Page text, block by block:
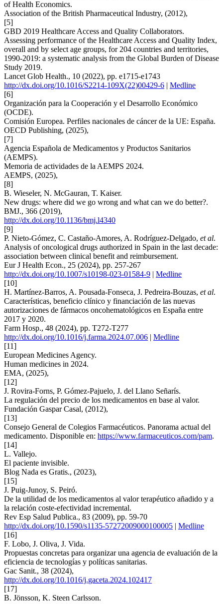
of Health Economics.
Association of the British Pharmaceutical Industry, (2012),
[5]
GBD 2019 Healthcare Access and Quality Collaborators.
Assessing performance of the Healthcare Access and Quality Index,
overall and by select age groups, for 204 countries and territories,
1990-2019: a systematic analysis from the Global Burden of Disease
Study 2019.
Lancet Glob Health., 10 (2022), pp. e1715-e1743
http://dx.doi.org/10.1016/S2214-109X(22)00429-6 | Medline
[6]
Organización para la Cooperación y el Desarrollo Económico
(OCDE).
Comisión Europea. Perfiles nacionales de cáncer de la UE: España.
OECD Publishing, (2025),
[7]
Agencia Española de Medicamentos y Productos Sanitarios
(AEMPS).
Memoria de actividades de la AEMPS 2024.
AEMPS, (2025),
[8]
B. Wieseler, N. McGauran, T. Kaiser.
New drugs: where did we go wrong and what can we do better?.
BMJ., 366 (2019),
http://dx.doi.org/10.1136/bmj.l4340
[9]
P. Nieto-Gómez, C. Castaño-Amores, A. Rodríguez-Delgado, et al.
Analysis of oncological drugs authorized in Spain in the last decade:
association between clinical benefit and reimbursement.
Eur J Health Econ., 25 (2024), pp. 257-267
http://dx.doi.org/10.1007/s10198-023-01584-9 | Medline
[10]
H. Martínez-Barros, A. Pousada-Fonseca, J. Pedreira-Bouzas, et al.
Características, beneficio clínico y financiación de las nuevas
autorizaciones de fármacos oncohematológicos en España entre
2017 y 2020.
Farm Hosp., 48 (2024), pp. T272-T277
http://dx.doi.org/10.1016/j.farma.2024.07.006 | Medline
[11]
European Medicines Agency.
Human medicines in 2024.
EMA, (2025),
[12]
J. Rovira-Forns, P. Gómez-Pajuelo, J. del Llano Señarís.
La regulación del precio de los medicamentos en base al valor.
Fundación Gaspar Casal, (2012),
[13]
Consejo General de Colegios Farmacéuticos. Panorama actual del
medicamento. Disponible en: https://www.farmaceuticos.com/pam.
[14]
L. Vallejo.
El paciente invisible.
Blog Nada es Gratis., (2023),
[15]
J. Puig-Junoy, S. Peiró.
De la utilidad de los medicamentos al valor terapéutico añadido y a
la relación coste-efectividad incremental.
Rev Esp Salud Publica., 83 (2009), pp. 59-70
http://dx.doi.org/10.1590/s1135-57272009000100005 | Medline
[16]
F. Lobo, J. Oliva, J. Vida.
Propuestas concretas para organizar una agencia de evaluación de la
eficiencia de tecnologías y políticas sanitarias.
Gac Sanit., 38 (2024),
http://dx.doi.org/10.1016/j.gaceta.2024.102417
[17]
B. Jönsson, K. Steen Carlsson.